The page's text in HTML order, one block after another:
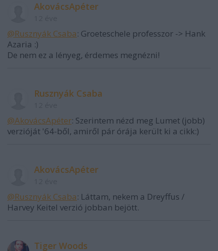
AkovácsApéter
@Rusznyák Csaba: Groeteschele professzor -> Hank
Azaria :)
De nem ez a lényeg, érdemes megnézni!
Rusznyák Csaba
@AkovácsApéter: Szerintem nézd meg Lumet (jobb)
verzióját '64-ből, amiről pár órája került ki a cikk:)
AkovácsApéter
@Rusznyák Csaba: Láttam, nekem a Dreyffus /
Harvey Keitel verzió jobban bejött.
Tiger Woods